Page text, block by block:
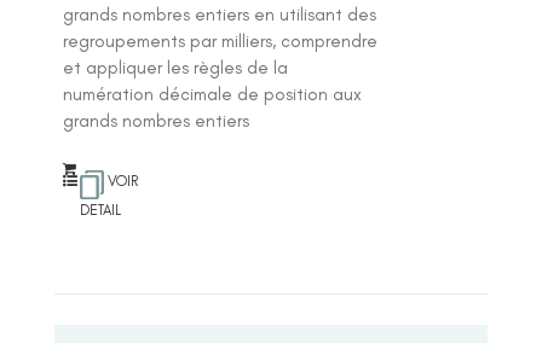
grands nombres entiers en utilisant des
regroupements par milliers, comprendre
et appliquer les règles de la
numération décimale de position aux
grands nombres entiers
VOIR
DETAIL